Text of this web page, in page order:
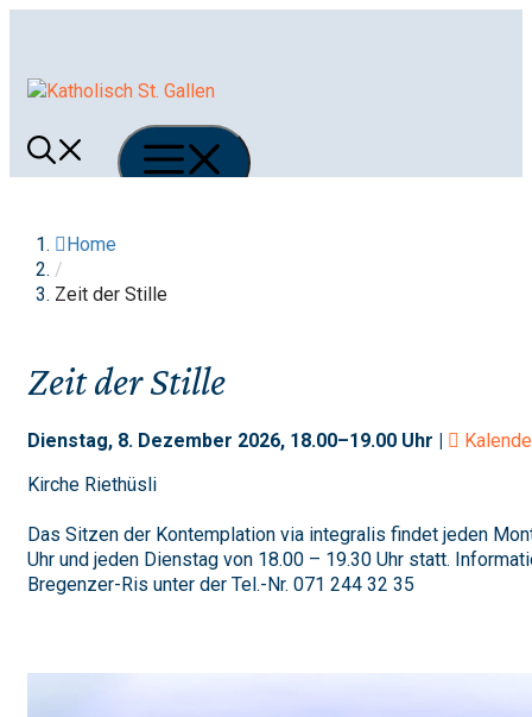
Menü
Home
/
Zeit der Stille
Zeit der Stille
Dienstag, 8. Dezember 2026, 18.00–19.00 Uhr |
Kirche Riethüsli
Das Sitzen der Kontemplation via integralis findet jeden
Uhr und jeden Dienstag von 18.00 – 19.30 Uhr statt.
Bregenzer-Ris unter der Tel.-Nr. 071 244 32 35